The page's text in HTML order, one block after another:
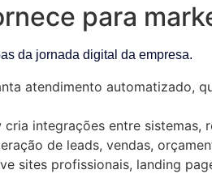
para
da jornada digital da empresa.
atendimento automatizado,
cria integrações entre sistemas,
de leads, vendas,
sites profissionais, landing